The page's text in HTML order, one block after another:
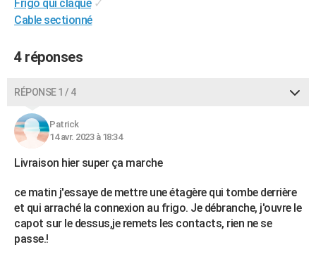
Destinations
City break
Voyage nature
Voyage de noces
Forum
Climat
+PHOTO
Carte de Noël
Carte Bonne année
Carte Saint-Valentin
Carte Pâques
Carte d'anniversaire
DICTIONNAIRE
Dictionnaire
Biographies
Citations
Expressions
Proverbes
PROGRAMME TV
COPAINS D'AVANT
S'inscrire
Se connecter
Lycées
Collèges
Primaires
Universités
Entreprises
Service militaire
Avis de recherche
AVIS DE DÉCÈS
FORUM
Frigo qui claque ✓
Cable sectionné
4 réponses
RÉPONSE 1 / 4
Patrick
14 avr. 2023 à 18:34
Livraison hier super ça marche
ce matin j'essaye de mettre une étagère qui tombe derrière
et qui arraché la connexion au frigo. Je débranche, j'ouvre le
capot sur le dessus,je remets les contacts, rien ne se
passe.!